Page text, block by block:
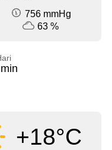
756 mmHg
63 %
+18°C